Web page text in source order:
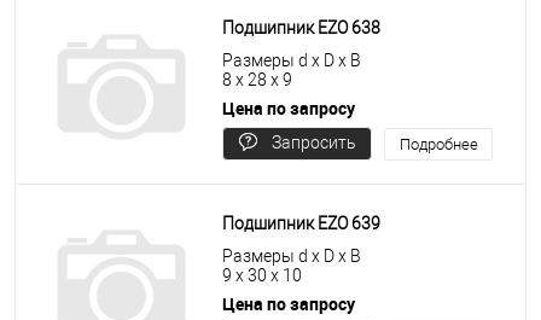
Подшипник EZO 638
Размеры d x D x B
8 x 28 x 9
Цена по запросу
Запросить
Подробнее
Подшипник EZO 639
Размеры d x D x B
9 x 30 x 10
Цена по запросу